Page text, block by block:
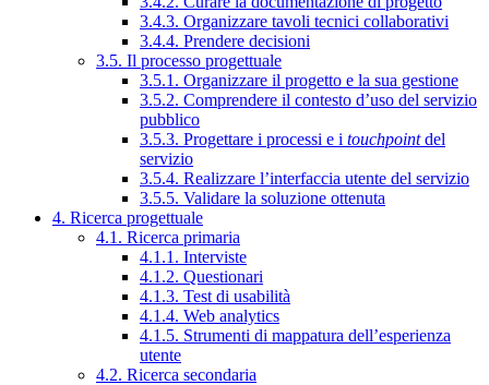
3.4.3. Organizzare tavoli tecnici collaborativi
3.4.4. Prendere decisioni
3.5. Il processo progettuale
3.5.1. Organizzare il progetto e la sua gestione
3.5.2. Comprendere il contesto d’uso del servizio
pubblico
3.5.3. Progettare i processi e i touchpointdel
servizio
3.5.4. Realizzare l’interfaccia utente del servizio
3.5.5. Validare la soluzione ottenuta
4. Ricerca progettuale
4.1. Ricerca primaria
4.1.1. Interviste
4.1.2. Questionari
4.1.3. Test di usabilità
4.1.4. Web analytics
4.1.5. Strumenti di mappatura dell’esperienza
utente
4.2. Ricerca secondaria